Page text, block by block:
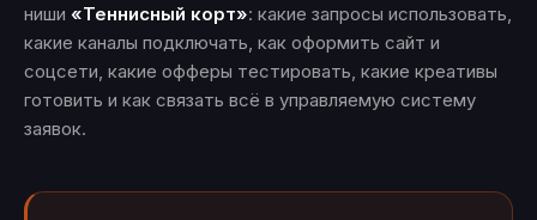
ниши «Теннисный корт»: какие запросы использовать,
какие каналы подключать, как оформить сайт и
соцсети, какие офферы тестировать, какие креативы
готовить и как связать всё в управляемую систему
заявок.